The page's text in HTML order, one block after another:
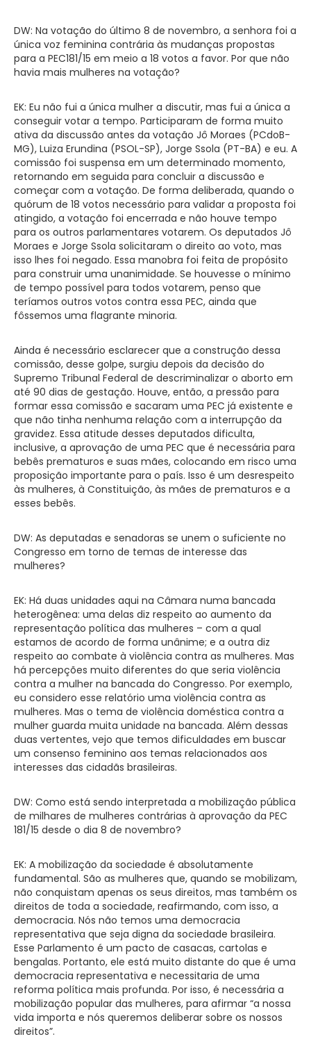
DW: Na votação do último 8 de novembro, a senhora foi a
única voz feminina contrária às mudanças propostas
para a PEC181/15 em meio a 18 votos a favor. Por que não
havia mais mulheres na votação?
EK: Eu não fui a única mulher a discutir, mas fui a única a
conseguir votar a tempo. Participaram de forma muito
ativa da discussão antes da votação Jô Moraes (PCdoB-
MG), Luiza Erundina (PSOL-SP), Jorge Ssola (PT-BA) e eu. A
comissão foi suspensa em um determinado momento,
retornando em seguida para concluir a discussão e
começar com a votação. De forma deliberada, quando o
quórum de 18 votos necessário para validar a proposta foi
atingido, a votação foi encerrada e não houve tempo
para os outros parlamentares votarem. Os deputados Jô
Moraes e Jorge Ssola solicitaram o direito ao voto, mas
isso lhes foi negado. Essa manobra foi feita de propósito
para construir uma unanimidade. Se houvesse o mínimo
de tempo possível para todos votarem, penso que
teríamos outros votos contra essa PEC, ainda que
fôssemos uma flagrante minoria.
Ainda é necessário esclarecer que a construção dessa
comissão, desse golpe, surgiu depois da decisão do
Supremo Tribunal Federal de descriminalizar o aborto em
até 90 dias de gestação. Houve, então, a pressão para
formar essa comissão e sacaram uma PEC já existente e
que não tinha nenhuma relação com a interrupção da
gravidez. Essa atitude desses deputados dificulta,
inclusive, a aprovação de uma PEC que é necessária para
bebês prematuros e suas mães, colocando em risco uma
proposição importante para o país. Isso é um desrespeito
às mulheres, à Constituição, às mães de prematuros e a
esses bebês.
DW: As deputadas e senadoras se unem o suficiente no
Congresso em torno de temas de interesse das
mulheres?
EK: Há duas unidades aqui na Câmara numa bancada
heterogênea: uma delas diz respeito ao aumento da
representação política das mulheres – com a qual
estamos de acordo de forma unânime; e a outra diz
respeito ao combate à violência contra as mulheres. Mas
há percepções muito diferentes do que seria violência
contra a mulher na bancada do Congresso. Por exemplo,
eu considero esse relatório uma violência contra as
mulheres. Mas o tema de violência doméstica contra a
mulher guarda muita unidade na bancada. Além dessas
duas vertentes, vejo que temos dificuldades em buscar
um consenso feminino aos temas relacionados aos
interesses das cidadãs brasileiras.
DW: Como está sendo interpretada a mobilização pública
de milhares de mulheres contrárias à aprovação da PEC
181/15 desde o dia 8 de novembro?
EK: A mobilização da sociedade é absolutamente
fundamental. São as mulheres que, quando se mobilizam,
não conquistam apenas os seus direitos, mas também os
direitos de toda a sociedade, reafirmando, com isso, a
democracia. Nós não temos uma democracia
representativa que seja digna da sociedade brasileira.
Esse Parlamento é um pacto de casacas, cartolas e
bengalas. Portanto, ele está muito distante do que é uma
democracia representativa e necessitaria de uma
reforma política mais profunda. Por isso, é necessária a
mobilização popular das mulheres, para afirmar “a nossa
vida importa e nós queremos deliberar sobre os nossos
direitos”.